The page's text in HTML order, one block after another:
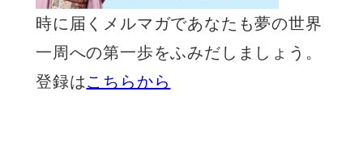
時に届くメルマガであなたも夢の世界
一周への第一歩をふみだしましょう。
登録はこちらから